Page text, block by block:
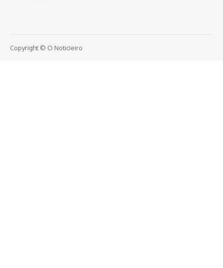
Copyright © O Noticieiro